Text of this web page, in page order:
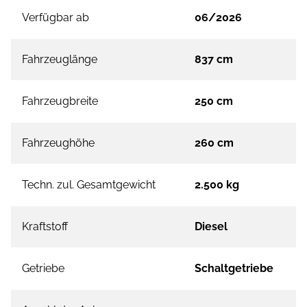
Verfügbar ab 06/2026
Fahrzeuglänge 837 cm
Fahrzeugbreite 250 cm
Fahrzeughöhe 260 cm
Techn. zul. Gesamtgewicht 2.500 kg
Kraftstoff Diesel
Getriebe Schaltgetriebe